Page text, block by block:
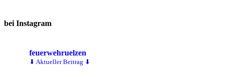
bei Instagram
feuerwehruelzen
⬇ Aktueller Beitrag ⬇